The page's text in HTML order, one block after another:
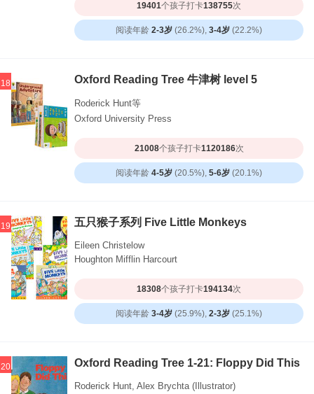
19401个孩子打卡138755次
阅读年龄 2-3岁 (26.2%), 3-4岁 (22.2%)
18 Oxford Reading Tree 牛津树 level 5
Roderick Hunt等
Oxford University Press
21008个孩子打卡1120186次
阅读年龄 4-5岁 (20.5%), 5-6岁 (20.1%)
19 五只猴子系列 Five Little Monkeys
Eileen Christelow
Houghton Mifflin Harcourt
18308个孩子打卡194134次
阅读年龄 3-4岁 (25.9%), 2-3岁 (25.1%)
20 Oxford Reading Tree 1-21: Floppy Did This
Roderick Hunt, Alex Brychta (Illustrator)